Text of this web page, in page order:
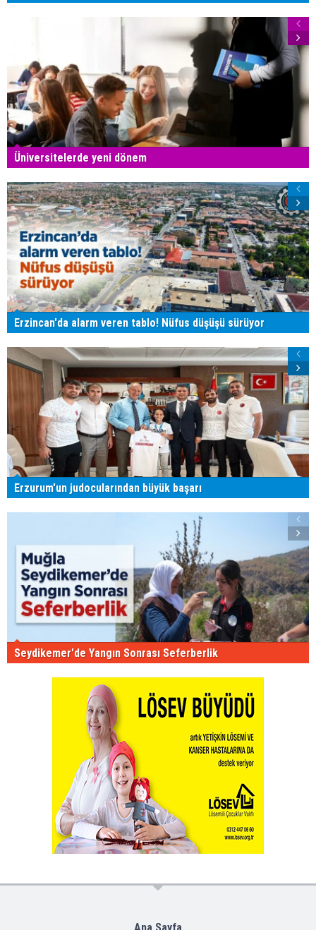
Üniversitelerde yeni dönem
Erzincan'da alarm veren tablo! Nüfus düşüşü sürüyor
Erzurum'un judocularından büyük başarı
Seydikemer'de Yangın Sonrası Seferberlik